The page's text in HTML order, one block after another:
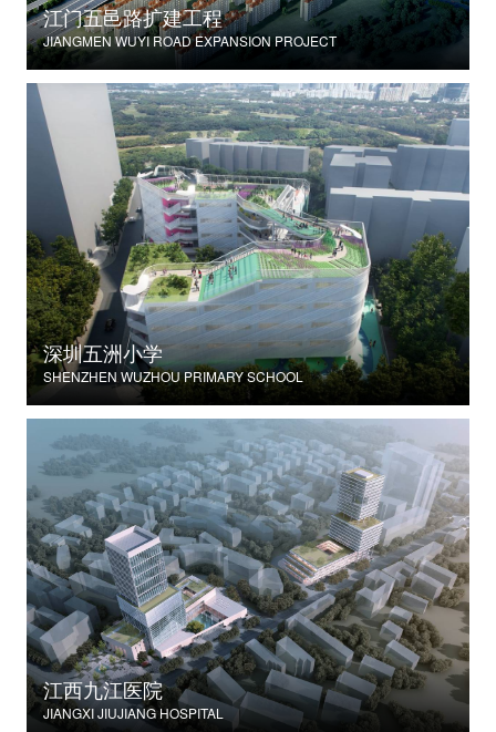
江门五邑路扩建工程
JIANGMEN WUYI ROAD EXPANSION PROJECT
深圳五洲小学
SHENZHEN WUZHOU PRIMARY SCHOOL
江西九江医院
JIANGXI JIUJIANG HOSPITAL